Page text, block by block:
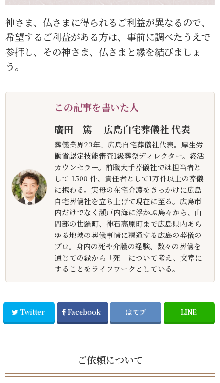
神さま、仏さまに得られるご利益が異なるので、
希望するご利益がある方は、事前に調べたうえで
参拝し、その神さま、仏さまと縁を結びましょ
う。
この記事を書いた人
廣田 篤 広島自宅葬儀社 代表
葬儀業界23年、広島自宅葬儀社代表。厚生労
働省認定技能審査1級葬祭ディレクター。終活
カウンセラー。前職大手葬儀社では担当者と
して 1500 件、責任者として1万件以上の葬儀
に携わる。実母の在宅介護をきっかけに広島
自宅葬儀社を立ち上げて現在に至る。広島市
内だけでなく瀬戸内海に浮かぶ島々から、山
間部の世羅町、神石高原町まで広島県内あら
ゆる地域の葬儀事情に精通する広島の葬儀の
プロ。身内の死や介護の経験、数々の葬儀を
通じての縁から「死」について考え、文章に
することをライフワークとしている。
Twitter Facebook はてブ LINE
ご依頼について